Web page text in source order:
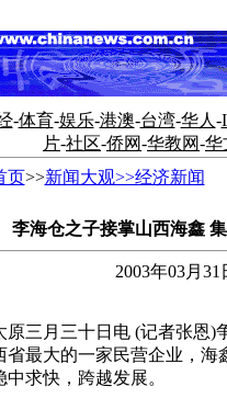
-体育-娱乐-港澳-台湾-华人 -
片-社区-侨网-华教网-华
页>>新闻大观>>经济新闻
李海仓之子接掌山西海鑫
2003年03月31
月三十日电 (记者张恩)
省最大的一家民营企业，海
求快，跨越发展。